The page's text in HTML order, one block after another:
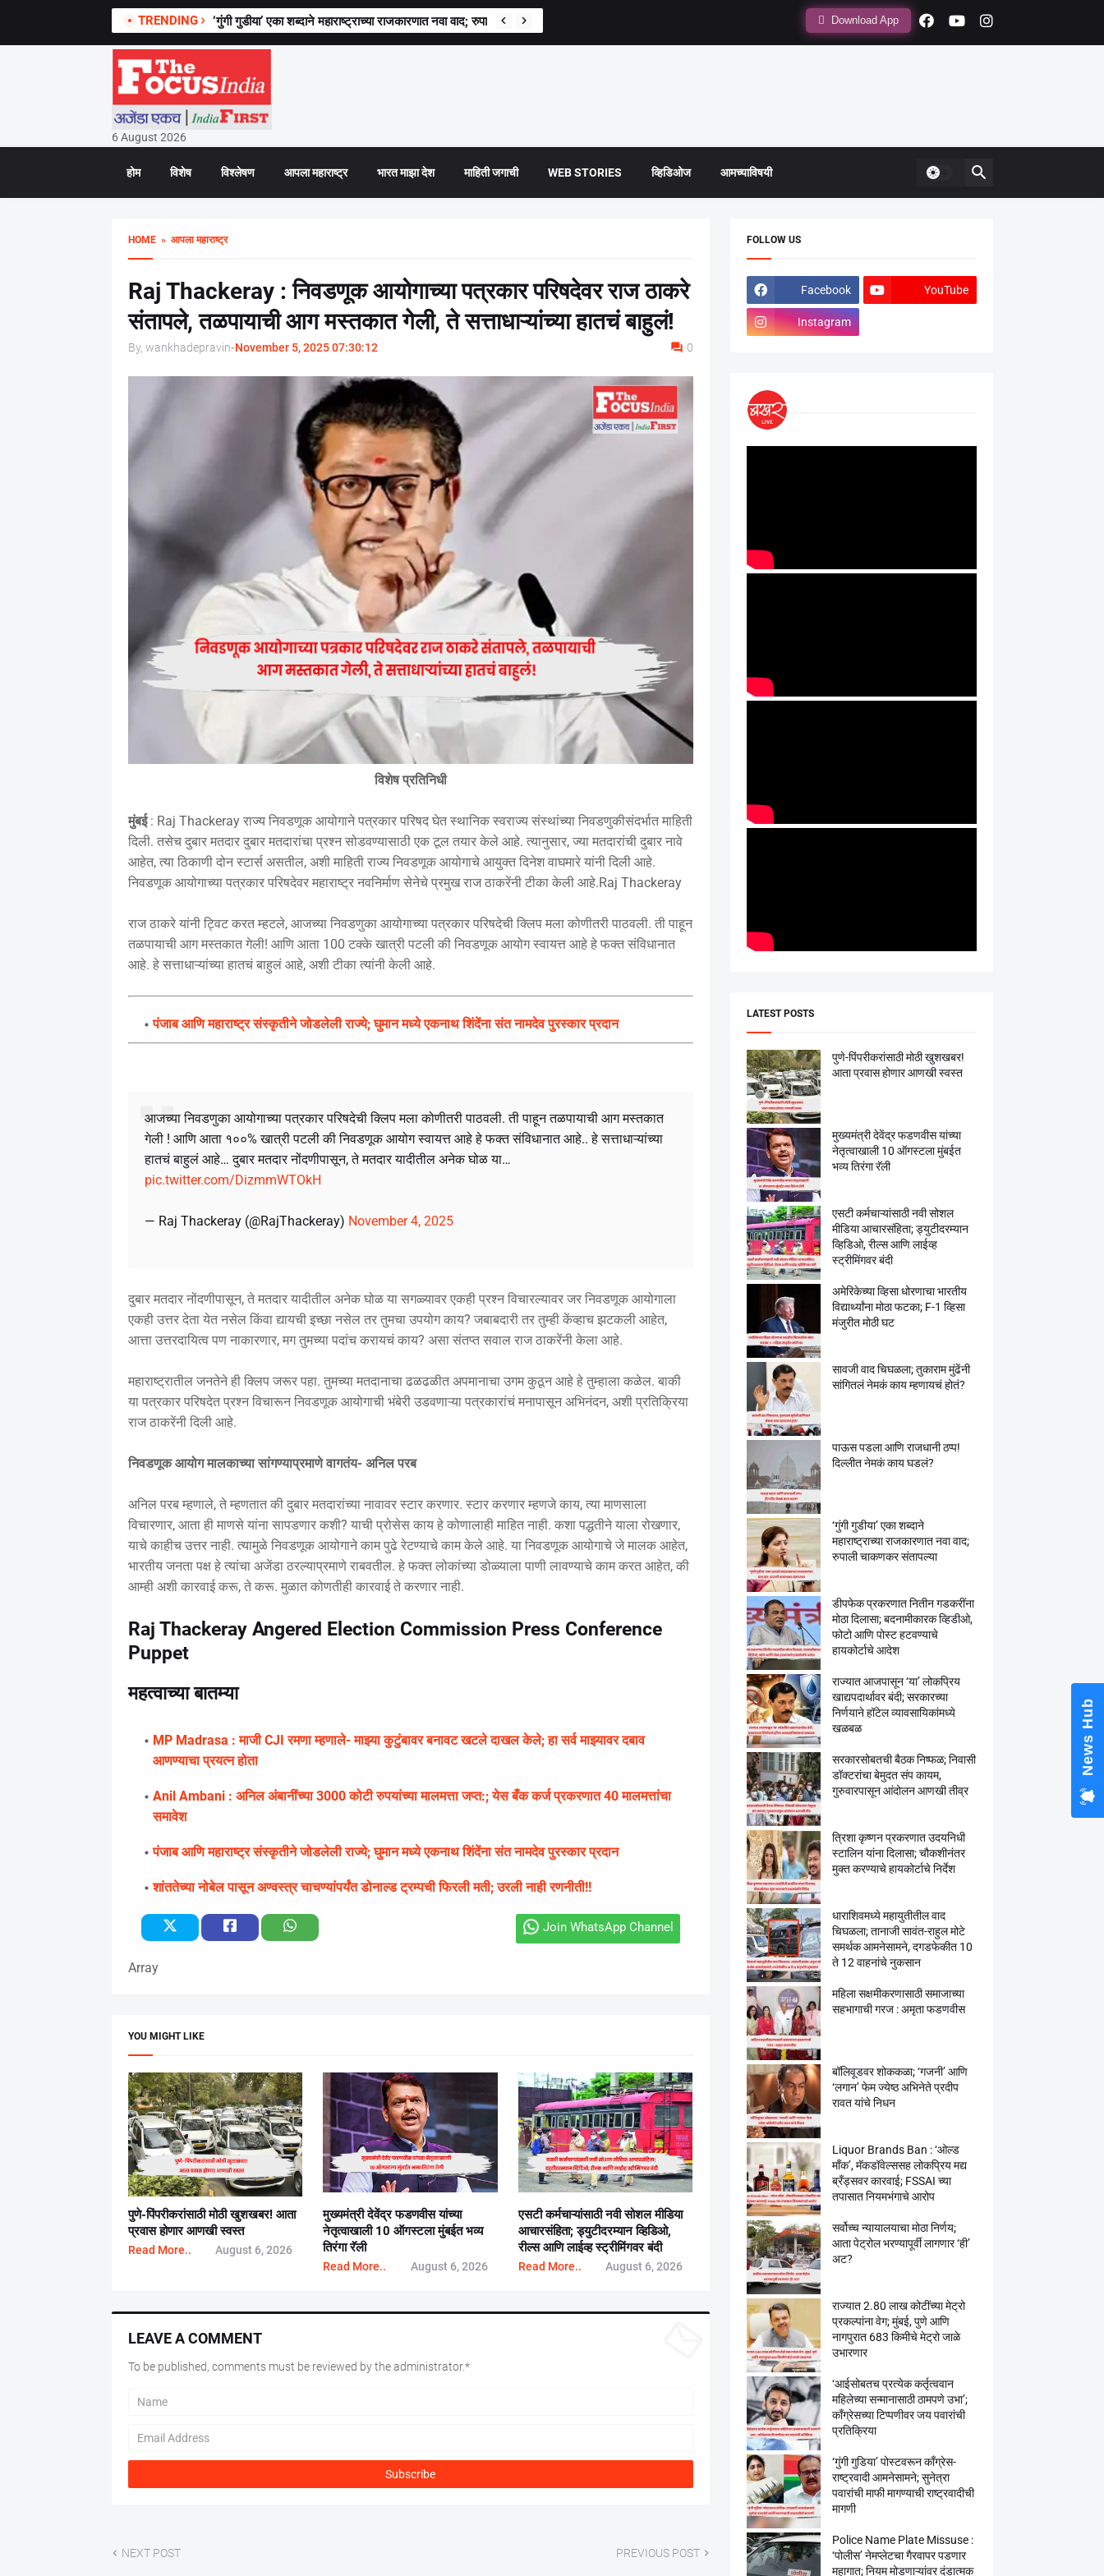
TRENDING ‘गुंगी गुडीया’ एका शब्दाने महाराष्ट्राच्या राजकारणात नवा वाद; रुपाली चाकणकर संतापल्या Download App
6 August 2026
होम विशेष विश्लेषण आपला महाराष्ट्र भारत माझा देश माहिती जगाची WEB STORIES व्हिडिओज आमच्याविषयी
HOME» आपला महाराष्ट्र
Raj Thackeray : निवडणूक आयोगाच्या पत्रकार परिषदेवर राज ठाकरे
संतापले, तळपायाची आग मस्तकात गेली, ते सत्ताधाऱ्यांच्या हातचं बाहुलं!
By, wankhadepravin-November 5, 2025 07:30:12 0
विशेष प्रतिनिधी
मुंबई: Raj Thackeray राज्य निवडणूक आयोगाने पत्रकार परिषद घेत स्थानिक स्वराज्य संस्थांच्या निवडणुकीसंदर्भात माहिती
दिली. तसेच दुबार मतदार दुबार मतदारांचा प्रश्न सोडवण्यासाठी एक टूल तयार केले आहे. त्यानुसार, ज्या मतदारांची दुबार नावे
आहेत, त्या ठिकाणी दोन स्टार्स असतील, अशी माहिती राज्य निवडणूक आयोगाचे आयुक्त दिनेश वाघमारे यांनी दिली आहे.
निवडणूक आयोगाच्या पत्रकार परिषदेवर महाराष्ट्र नवनिर्माण सेनेचे प्रमुख राज ठाकरेंनी टीका केली आहे.Raj Thackeray
राज ठाकरे यांनी ट्विट करत म्हटले, आजच्या निवडणुका आयोगाच्या पत्रकार परिषदेची क्लिप मला कोणीतरी पाठवली. ती पाहून
तळपायाची आग मस्तकात गेली! आणि आता 100 टक्के खात्री पटली की निवडणूक आयोग स्वायत्त आहे हे फक्त संविधानात
आहे. हे सत्ताधाऱ्यांच्या हातचं बाहुलं आहे, अशी टीका त्यांनी केली आहे.
पंजाब आणि महाराष्ट्र संस्कृतीने जोडलेली राज्ये; घुमान मध्ये एकनाथ शिंदेंना संत नामदेव पुरस्कार प्रदान
आजच्या निवडणुका आयोगाच्या पत्रकार परिषदेची क्लिप मला कोणीतरी पाठवली. ती पाहून तळपायाची आग मस्तकात
गेली ! आणि आता १००% खात्री पटली की निवडणूक आयोग स्वायत्त आहे हे फक्त संविधानात आहे.. हे सत्ताधाऱ्यांच्या
हातचं बाहुलं आहे… दुबार मतदार नोंदणीपासून, ते मतदार यादीतील अनेक घोळ या…
pic.twitter.com/DizmmWTOkH
— Raj Thackeray (@RajThackeray) November 4, 2025
दुबार मतदार नोंदणीपासून, ते मतदार यादीतील अनेक घोळ या सगळ्यावर एकही प्रश्न विचारल्यावर जर निवडणूक आयोगाला
एकही उत्तर देता येत नसेल किंवा द्यायची इच्छा नसेल तर तुमचा उपयोग काय? जबाबदारी तर तुम्ही केंव्हाच झटकली आहेत,
आत्ता उत्तरदायित्व पण नाकारणार, मग तुमच्या पदांच करायचं काय? असा संतप्त सवाल राज ठाकरेंनी केला आहे.
महाराष्ट्रातील जनतेने ही क्लिप जरूर पहा. तुमच्या मतदानाचा ढळढळीत अपमानाचा उगम कुठून आहे हे तुम्हाला कळेल. बाकी
या पत्रकार परिषदेत प्रश्न विचारून निवडणूक आयोगाची भंबेरी उडवणाऱ्या पत्रकारांचं मनापासून अभिनंदन, अशी प्रतिक्रिया
राज ठाकरेंनी दिली आहे.
निवडणूक आयोग मालकाच्या सांगण्याप्रमाणे वागतंय- अनिल परब
अनिल परब म्हणाले, ते म्हणतात की दुबार मतदारांच्या नावावर स्टार करणार. स्टार करणार म्हणजे काय, त्या माणसाला
विचारणार, आता ही माणसे यांना सापडणार कशी? याची प्रोसेस काय हे कोणालाही माहित नाही. कशा पद्धतीने याला रोखणार,
याचे काहीच उत्तर नाही. त्यामुळे निवडणूक आयोगाने काम पुढे रेटण्याचे काम केले आहे. या निवडणूक आयोगाचे जे मालक आहेत,
भारतीय जनता पक्ष हे त्यांचा अजेंडा ठरल्याप्रमाणे राबवतील. हे फक्त लोकांच्या डोळ्याला पाणी लावण्याचे काम करत आहेत, की
आम्ही अशी कारवाई करू, ते करू. मुळात कोणतीही कारवाई ते करणार नाही.
Raj Thackeray Angered Election Commission Press Conference
Puppet
महत्वाच्या बातम्या
MP Madrasa : माजी CJI रमणा म्हणाले- माझ्या कुटुंबावर बनावट खटले दाखल केले; हा सर्व माझ्यावर दबाव
आणण्याचा प्रयत्न होता
Anil Ambani : अनिल अंबानींच्या 3000 कोटी रुपयांच्या मालमत्ता जप्त:; येस बँक कर्ज प्रकरणात 40 मालमत्तांचा
समावेश
पंजाब आणि महाराष्ट्र संस्कृतीने जोडलेली राज्ये; घुमान मध्ये एकनाथ शिंदेंना संत नामदेव पुरस्कार प्रदान
शांततेच्या नोबेल पासून अण्वस्त्र चाचण्यांपर्यंत डोनाल्ड ट्रम्पची फिरली मती; उरली नाही रणनीती!!
Join WhatsApp Channel
Array
YOU MIGHT LIKE
पुणे-पिंपरीकरांसाठी मोठी खुशखबर! आता
प्रवास होणार आणखी स्वस्त
Read More.. August 6, 2026
मुख्यमंत्री देवेंद्र फडणवीस यांच्या
नेतृत्वाखाली 10 ऑगस्टला मुंबईत भव्य
तिरंगा रॅली
Read More.. August 6, 2026
एसटी कर्मचाऱ्यांसाठी नवी सोशल मीडिया
आचारसंहिता; ड्युटीदरम्यान व्हिडिओ,
रील्स आणि लाईव्ह स्ट्रीमिंगवर बंदी
Read More.. August 6, 2026
LEAVE A COMMENT
To be published, comments must be reviewed by the administrator.*
NEXT POST PREVIOUS POST
FOLLOW US
Facebook YouTube
Instagram
LATEST POSTS
पुणे-पिंपरीकरांसाठी मोठी खुशखबर!
आता प्रवास होणार आणखी स्वस्त
मुख्यमंत्री देवेंद्र फडणवीस यांच्या
नेतृत्वाखाली 10 ऑगस्टला मुंबईत
भव्य तिरंगा रॅली
एसटी कर्मचाऱ्यांसाठी नवी सोशल
मीडिया आचारसंहिता; ड्युटीदरम्यान
व्हिडिओ, रील्स आणि लाईव्ह
स्ट्रीमिंगवर बंदी
अमेरिकेच्या व्हिसा धोरणाचा भारतीय
विद्यार्थ्यांना मोठा फटका; F-1 व्हिसा
मंजुरीत मोठी घट
सावजी वाद चिघळला; तुकाराम मुंढेंनी
सांगितलं नेमकं काय म्हणायचं होतं?
पाऊस पडला आणि राजधानी ठप्प!
दिल्लीत नेमकं काय घडलं?
‘गुंगी गुडीया’ एका शब्दाने
महाराष्ट्राच्या राजकारणात नवा वाद;
रुपाली चाकणकर संतापल्या
डीपफेक प्रकरणात नितीन गडकरींना
मोठा दिलासा; बदनामीकारक व्हिडीओ,
फोटो आणि पोस्ट हटवण्याचे
हायकोर्टाचे आदेश
राज्यात आजपासून ‘या’ लोकप्रिय
खाद्यपदार्थावर बंदी; सरकारच्या
निर्णयाने हॉटेल व्यावसायिकांमध्ये
खळबळ
सरकारसोबतची बैठक निष्फळ; निवासी
डॉक्टरांचा बेमुदत संप कायम,
गुरुवारपासून आंदोलन आणखी तीव्र
त्रिशा कृष्णन प्रकरणात उदयनिधी
स्टालिन यांना दिलासा; चौकशीनंतर
मुक्त करण्याचे हायकोर्टाचे निर्देश
धाराशिवमध्ये महायुतीतील वाद
चिघळला; तानाजी सावंत-राहुल मोटे
समर्थक आमनेसामने, दगडफेकीत 10
ते 12 वाहनांचे नुकसान
महिला सक्षमीकरणासाठी समाजाच्या
सहभागाची गरज : अमृता फडणवीस
बॉलिवूडवर शोककळा; ‘गजनी’ आणि
‘लगान’ फेम ज्येष्ठ अभिनेते प्रदीप
रावत यांचे निधन
Liquor Brands Ban : ‘ओल्ड
मॉंक’, मॅकडॉवेल्ससह लोकप्रिय मद्य
ब्रँड्सवर कारवाई; FSSAI च्या
तपासात नियमभंगाचे आरोप
सर्वोच्च न्यायालयाचा मोठा निर्णय;
आता पेट्रोल भरण्यापूर्वी लागणार ‘ही’
अट?
राज्यात 2.80 लाख कोटींच्या मेट्रो
प्रकल्पांना वेग; मुंबई, पुणे आणि
नागपुरात 683 किमीचे मेट्रो जाळे
उभारणार
‘आईसोबतच प्रत्येक कर्तृत्ववान
महिलेच्या सन्मानासाठी ठामपणे उभा’;
काँग्रेसच्या टिप्पणीवर जय पवारांची
प्रतिक्रिया
‘गुंगी गुडिया’ पोस्टवरून काँग्रेस-
राष्ट्रवादी आमनेसामने; सुनेत्रा
पवारांची माफी मागण्याची राष्ट्रवादीची
मागणी
Police Name Plate Missuse :
‘पोलीस’ नेमप्लेटचा गैरवापर पडणार
महागात; नियम मोडणाऱ्यांवर दंडात्मक
News Hub